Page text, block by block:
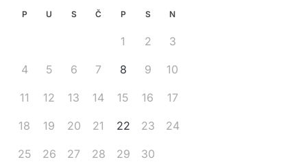
P U S Č P S N
1 2 3
4 5 6 7 8 9 10
11 12 13 14 15 16 17
18 19 20 21 22 23 24
25 26 27 28 29
30